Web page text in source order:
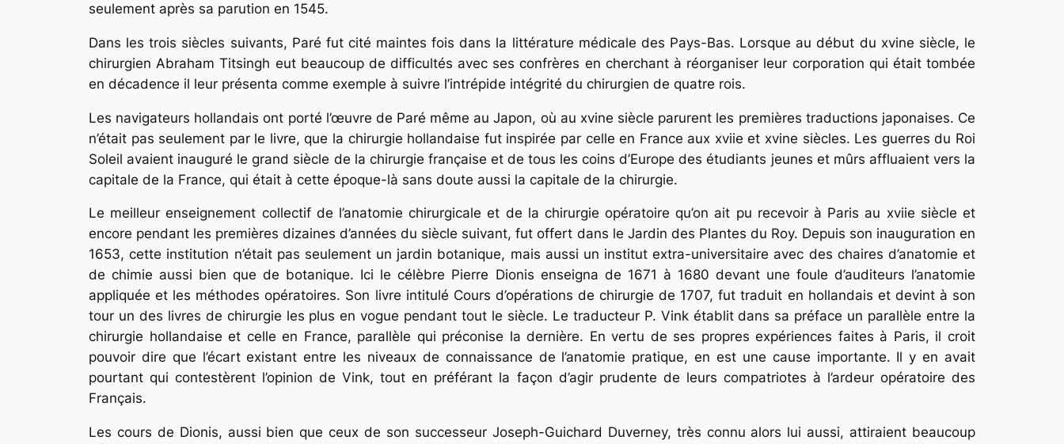
seulement après sa parution en 1545.
Dans les trois siècles suivants, Paré fut cité maintes fois dans la littérature médicale des Pays-Bas. Lorsque au début du xvine siècle, le
chirurgien Abraham Titsingh eut beaucoup de difficultés avec ses confrères en cherchant à réorganiser leur corporation qui était tombée
en décadence il leur présenta comme exemple à suivre l’intrépide intégrité du chirurgien de quatre rois.
Les navigateurs hollandais ont porté l’œuvre de Paré même au Japon, où au xvine siècle parurent les premières traductions japonaises. Ce
n’était pas seule­ment par le livre, que la chirurgie hollandaise fut inspirée par celle en France aux xviie et xvine siècles. Les guerres du Roi
Soleil avaient inauguré le grand siècle de la chirurgie française et de tous les coins d’Europe des étudiants jeunes et mûrs affluaient vers la
capitale de la France, qui était à cette époque-là sans doute aussi la capitale de la chirurgie.
Le meilleur enseignement collectif de l’anatomie chirurgicale et de la chirurgie opératoire qu’on ait pu recevoir à Paris au xviie siècle et
encore pendant les pre­mières dizaines d’années du siècle suivant, fut offert dans le Jardin des Plantes du Roy. Depuis son inauguration en
1653, cette institution n’était pas seulement un jardin botanique, mais aussi un institut extra-universitaire avec des chaires d’ana­tomie et
de chimie aussi bien que de botanique. Ici le célèbre Pierre Dionis enseigna de 1671 à 1680 devant une foule d’auditeurs l’anatomie
appliquée et les méthodes opératoires. Son livre intitulé Cours d’opérations de chirurgie de 1707, fut traduit en hollandais et devint à son
tour un des livres de chirurgie les plus en vogue pendant tout le siècle. Le traducteur P. Vink établit dans sa préface un parallèle entre la
chirurgie hollandaise et celle en France, parallèle qui préco­nise la dernière. En vertu de ses propres expériences faites à Paris, il croit
pouvoir dire que l’écart existant entre les niveaux de connaissance de l’anatomie pratique, en est une cause importante. Il y en avait
pourtant qui contestèrent l’opinion de Vink, tout en préférant la façon d’agir prudente de leurs compatriotes à l’ardeur opératoire des
Français.
Les cours de Dionis, aussi bien que ceux de son successeur Joseph-Guichard Duverney, très connu alors lui aussi, attiraient beaucoup